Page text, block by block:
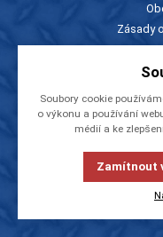
Zásady
Soubory cookie
o výkonu a používání
médií a ke
Zamítnout